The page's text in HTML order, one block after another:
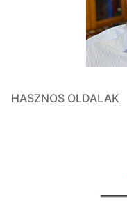
HASZNOS OLDALAK